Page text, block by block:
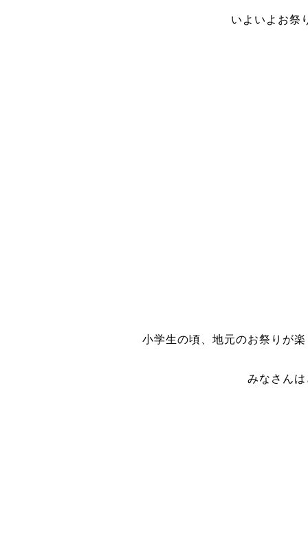
いよいよお祭
小学生の頃、地元のお祭りが
みなさん